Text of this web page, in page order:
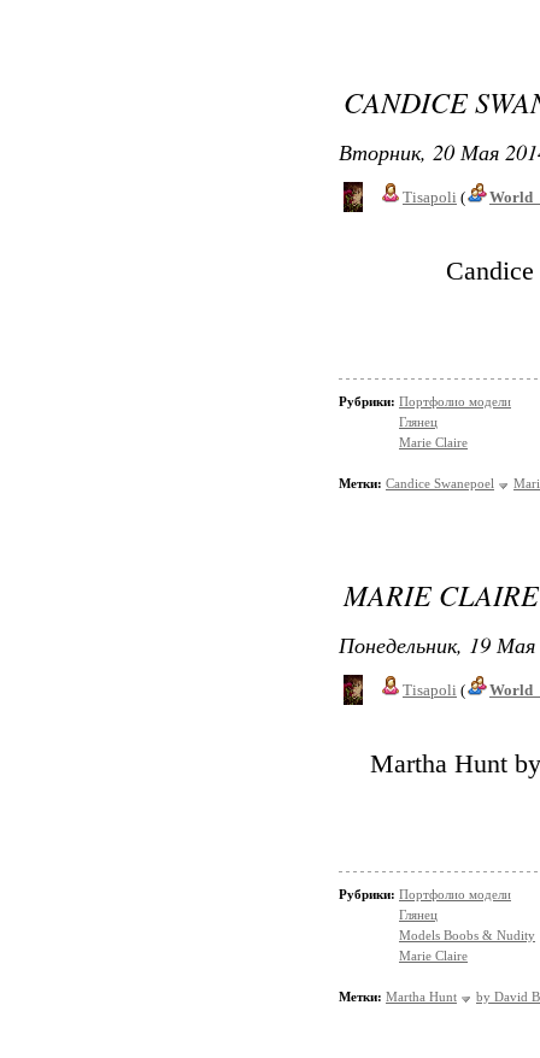
CANDICE
Вторник, 20 Мая
Tisapoli (
Рубрики: Портфолио модели
Глянец
Marie Claire
Метки: Candice Swanepoel
MARIE
Понедельник, 19
Tisapoli (
Martha Hunt
Рубрики: Портфолио модели
Глянец
Models Boobs & Nudity
Marie Claire
Метки: Martha Hunt by David